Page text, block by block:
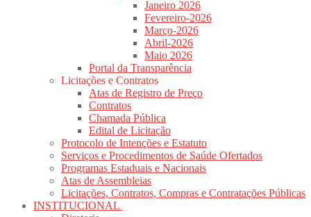
Janeiro 2026
Fevereiro-2026
Março-2026
Abril-2026
Maio 2026
Portal da Transparência
Licitações e Contratos
Atas de Registro de Preço
Contratos
Chamada Pública
Edital de Licitação
Protocolo de Intenções e Estatuto
Serviços e Procedimentos de Saúde Ofertados
Programas Estaduais e Nacionais
Atas de Assembleias
Licitações, Contratos, Compras e Contratações Públicas
INSTITUCIONAL